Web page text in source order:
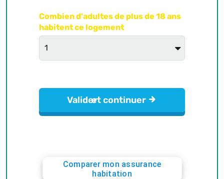
Comparer mon assurance
habitation